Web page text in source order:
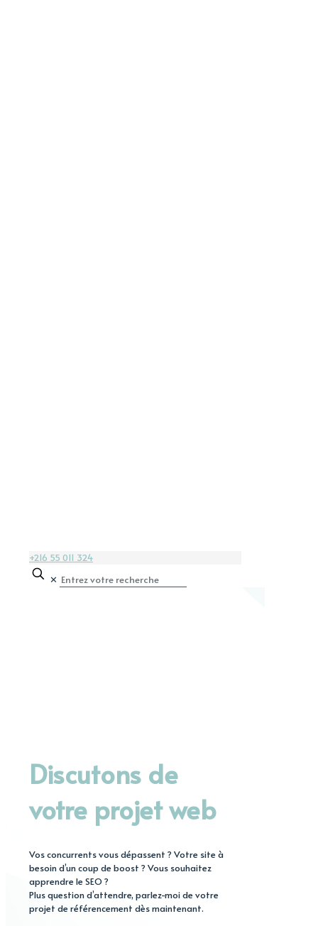
+216 55 011 324
✕
Discutons de
votre projet web
Vos concurrents vous dépassent ? Votre site à
besoin d’un coup de boost ? Vous souhaitez
apprendre le SEO ?
Plus question d’attendre, parlez-moi de votre
projet de référencement dès maintenant.